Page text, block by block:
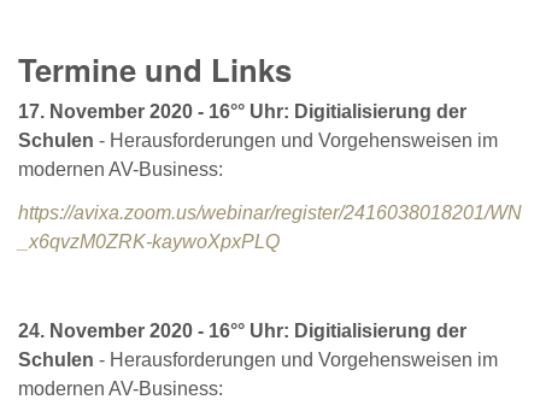
Termine und Links
17. November 2020 - 16°° Uhr: Digitialisierung der
Schulen - Herausforderungen und Vorgehensweisen im
modernen AV-Business:
https://avixa.zoom.us/webinar/register/2416038018201/WN
_x6qvzM0ZRK-kaywoXpxPLQ
24. November 2020 - 16°° Uhr: Digitialisierung der
Schulen - Herausforderungen und Vorgehensweisen im
modernen AV-Business: